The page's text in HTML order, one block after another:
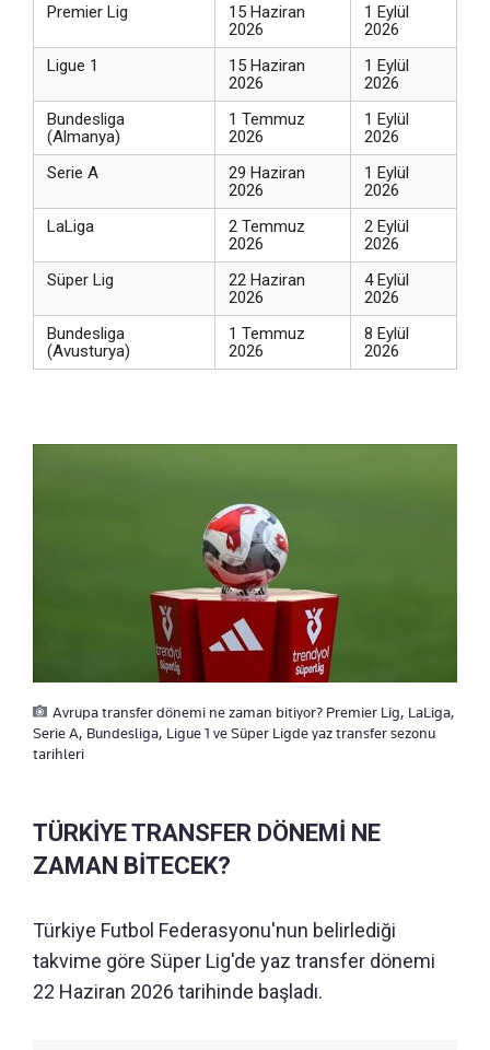
Premier Lig
15 Haziran
2026
1 Eylül
2026
Ligue 1
15 Haziran
2026
1 Eylül
2026
Bundesliga
(Almanya)
1 Temmuz
2026
1 Eylül
2026
Serie A
29 Haziran
2026
1 Eylül
2026
LaLiga
2 Temmuz
2026
2 Eylül
2026
Süper Lig
22 Haziran
2026
4 Eylül
2026
Bundesliga
(Avusturya)
1 Temmuz
2026
8 Eylül
2026
Avrupa transfer dönemi ne zaman bitiyor? Premier Lig, LaLiga,
Serie A, Bundesliga, Ligue 1 ve Süper Ligde yaz transfer sezonu
tarihleri
TÜRKİYE TRANSFER DÖNEMİ NE
ZAMAN BİTECEK?
Türkiye Futbol Federasyonu'nun belirlediği
takvime göre Süper Lig'de yaz transfer dönemi
22 Haziran 2026 tarihinde başladı.